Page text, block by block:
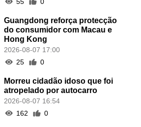
Guangdong reforça protecção
do consumidor com Macau e
Hong Kong
2026-08-07 17:00
25
0
Morreu cidadão idoso que foi
atropelado por autocarro
2026-08-07 16:54
162
0